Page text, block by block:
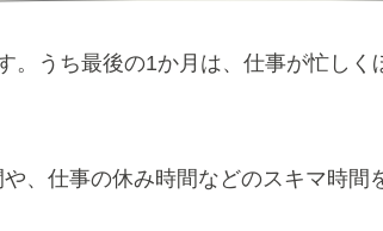
。うち最後の1か月は、仕事が忙し
、仕事の休み時間などのスキマ時間